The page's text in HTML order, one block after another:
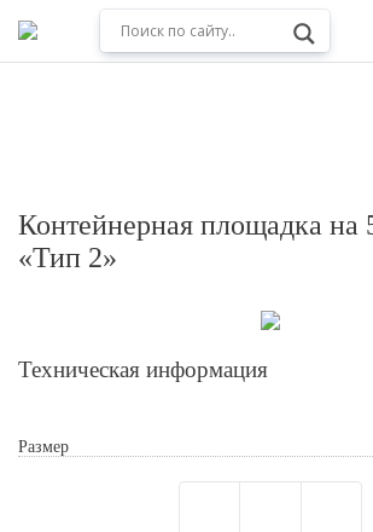
Контейнерная площадка на
«Тип 2»
Техническая информация
Размер